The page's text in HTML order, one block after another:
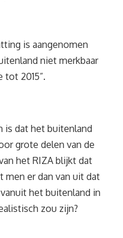
is aangenomen
niet merkbaar
tot 2015”.
is dat het buitenland
grote delen van de
het RIZA blijkt dat
men er dan van uit dat
het buitenland in
zou zijn?